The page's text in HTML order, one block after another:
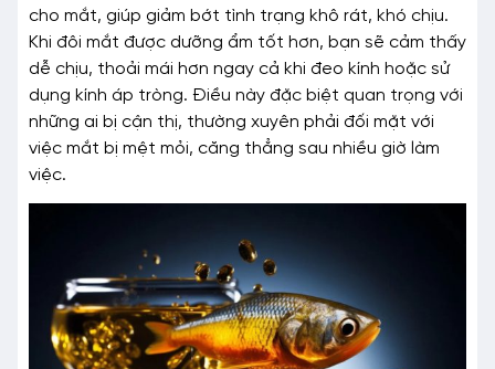
cho mắt, giúp giảm bớt tình trạng khô rát, khó chịu.
Khi đôi mắt được dưỡng ẩm tốt hơn, bạn sẽ cảm thấy
dễ chịu, thoải mái hơn ngay cả khi đeo kính hoặc sử
dụng kính áp tròng. Điều này đặc biệt quan trọng với
những ai bị cận thị, thường xuyên phải đối mặt với
việc mắt bị mệt mỏi, căng thẳng sau nhiều giờ làm
việc.